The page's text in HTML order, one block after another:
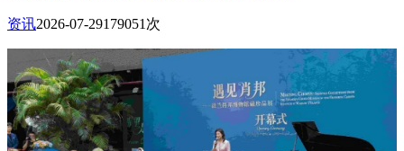
资讯2026-07-29179051次